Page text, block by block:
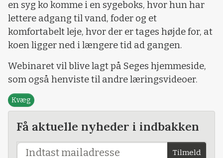
en syg ko komme i en sygeboks, hvor hun har
lettere adgang til vand, foder og et
komfortabelt leje, hvor der er tages højde for, at
koen ligger ned i længere tid ad gangen.
Webinaret vil blive lagt på Seges hjemmeside,
som også henviste til andre læringsvideoer.
Kvæg
Få aktuelle nyheder i indbakken
Tilmeld